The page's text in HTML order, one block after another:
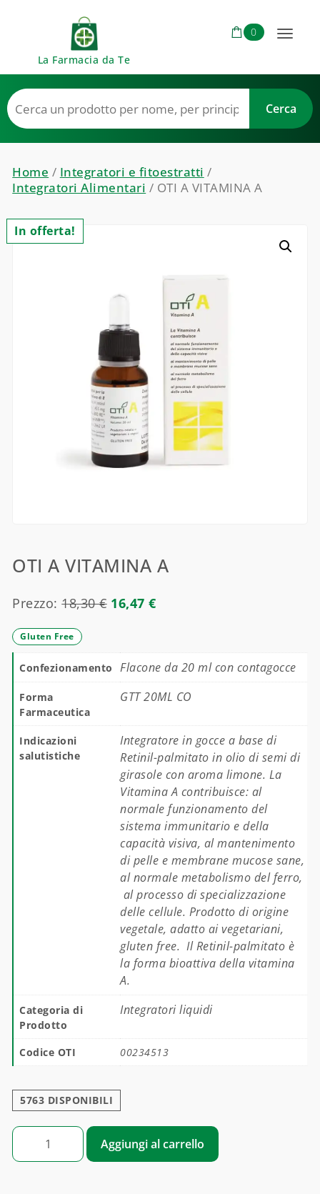
La Farmacia da Te
0
Toggle
Home / Integratori e fitoestratti /
Integratori Alimentari / OTI A VITAMINA A
In offerta!
OTI A VITAMINA A
Prezzo:18,30€ 16,47€
Gluten Free
Confezionamento Flacone da 20 ml con contagocce
Forma
Farmaceutica
GTT 20ML CO
Indicazioni
salutistiche
Integratore in gocce a base di
Retinil-palmitato in olio di semi di
girasole con aroma limone. La
Vitamina A contribuisce: al
normale funzionamento del
sistema immunitario e della
capacità visiva, al mantenimento
di pelle e membrane mucose sane,
al normale metabolismo del ferro,
al processo di specializzazione
delle cellule. Prodotto di origine
vegetale, adatto ai vegetariani,
gluten free. Il Retinil-palmitato è
la forma bioattiva della vitamina
A.
Categoria di
Prodotto
Integratori liquidi
Codice OTI 00234513
5763 DISPONIBILI
OTI A VITAMINA A quantità
Aggiungi al carrello